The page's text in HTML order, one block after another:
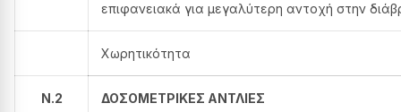
επιφανειακά για μεγαλύτερη αντοχή στην
Χωρητικότητα
N.2 ΔΟΣΟΜΕΤΡΙΚΕΣ ΑΝΤΛΙΕΣ